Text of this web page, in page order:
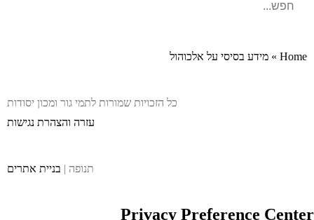
Home
» מידע בסיסי על אלכוהול
כל הזכויות שמורות לתמי גור ומכון יסודות
עזרה והצהרת נגישות
תנופה | בניית אתרים
Privacy Preference Center